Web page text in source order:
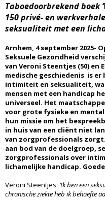
Taboedoorbrekend boek
150 privé- en
seksualiteit met een
Arnhem, 4 september 2025-
Seksuele Gezondheid
van Veroni Steentjes (50) en
medische geschiedenis is
intimiteit en seksualiteit,
mensen met een handicap
universeel. Het
voor grote fysieke en
hun missie om het
in huis van een cliënt niet
van zorgprofessionals
aan bod van de doelgroep,
zorgprofessionals over
lichamelijke handicap.
Veroni Steentjes: ‘Ik ben een
chronische ziekte heb ik behoefte